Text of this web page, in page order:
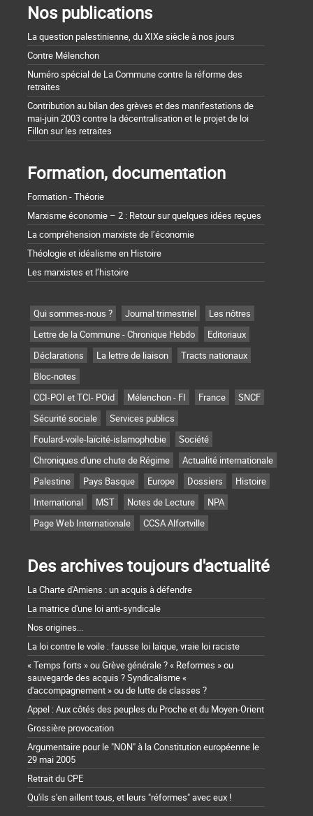
Nos publications
La question palestinienne, du XIXe siècle à nos jours
Contre Mélenchon
Numéro spécial de La Commune contre la réforme des
retraites
Contribution au bilan des grèves et des manifestations de
mai-juin 2003 contre la décentralisation et le projet de loi
Fillon sur les retraites
Formation, documentation
Formation - Théorie
Marxisme économie – 2 : Retour sur quelques idées reçues
La compréhension marxiste de l’économie
Théologie et idéalisme en Histoire
Les marxistes et l’histoire
Qui sommes-nous ? Journal trimestriel
Les nôtres
Lettre de la Commune - Chronique Hebdo
Editoriaux
Déclarations
La lettre de liaison
Tracts nationaux
Bloc-notes
CCI-POI et TCI- POid
Mélenchon - FI France
SNCF
Sécurité sociale
Services publics
Foulard-voile-laïcité-islamophobie
Société
Chroniques d'une chute de Régime
Actualité internationale
Palestine
Pays Basque Europe Dossiers
Histoire
International
MST Notes de Lecture
NPA
Page Web Internationale
CCSA Alfortville
Des archives toujours d'actualité
La Charte d'Amiens : un acquis à défendre
La matrice d'une loi anti-syndicale
Nos origines...
La loi contre le voile : fausse loi laïque, vraie loi raciste
« Temps forts » ou Grève générale ? « Reformes » ou
sauvegarde des acquis ? Syndicalisme «
d'accompagnement » ou de lutte de classes ?
Appel : Aux côtés des peuples du Proche et du Moyen-Orient
Grossière provocation
Argumentaire pour le "NON" à la Constitution européenne le
29 mai 2005
Retrait du CPE
Qu'ils s'en aillent tous, et leurs "réformes" avec eux !